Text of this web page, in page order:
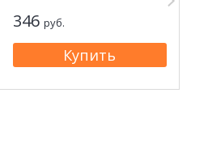
346 руб.